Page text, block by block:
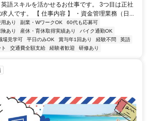
語スキルを活かせるお仕事です。 3つ目は正社
求人です。 【 仕事内容 】 ・資金管理業務（日...
あり 副業・WワークOK
60代も応募可
あり 産休・育休取得実績あり
バイク通勤OK
場見学可 平日のみOK 賞与年1回あり 経験不問
英語
交通費全額支給 経験者歓迎 研修あり